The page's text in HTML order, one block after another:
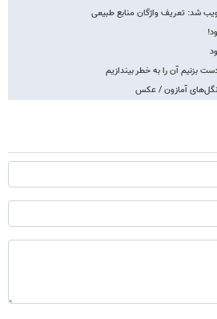
شد: تعریف واژگان منابع طبیعی
بزنیم آن را به خطر بیندازیم
آمازون / عکس